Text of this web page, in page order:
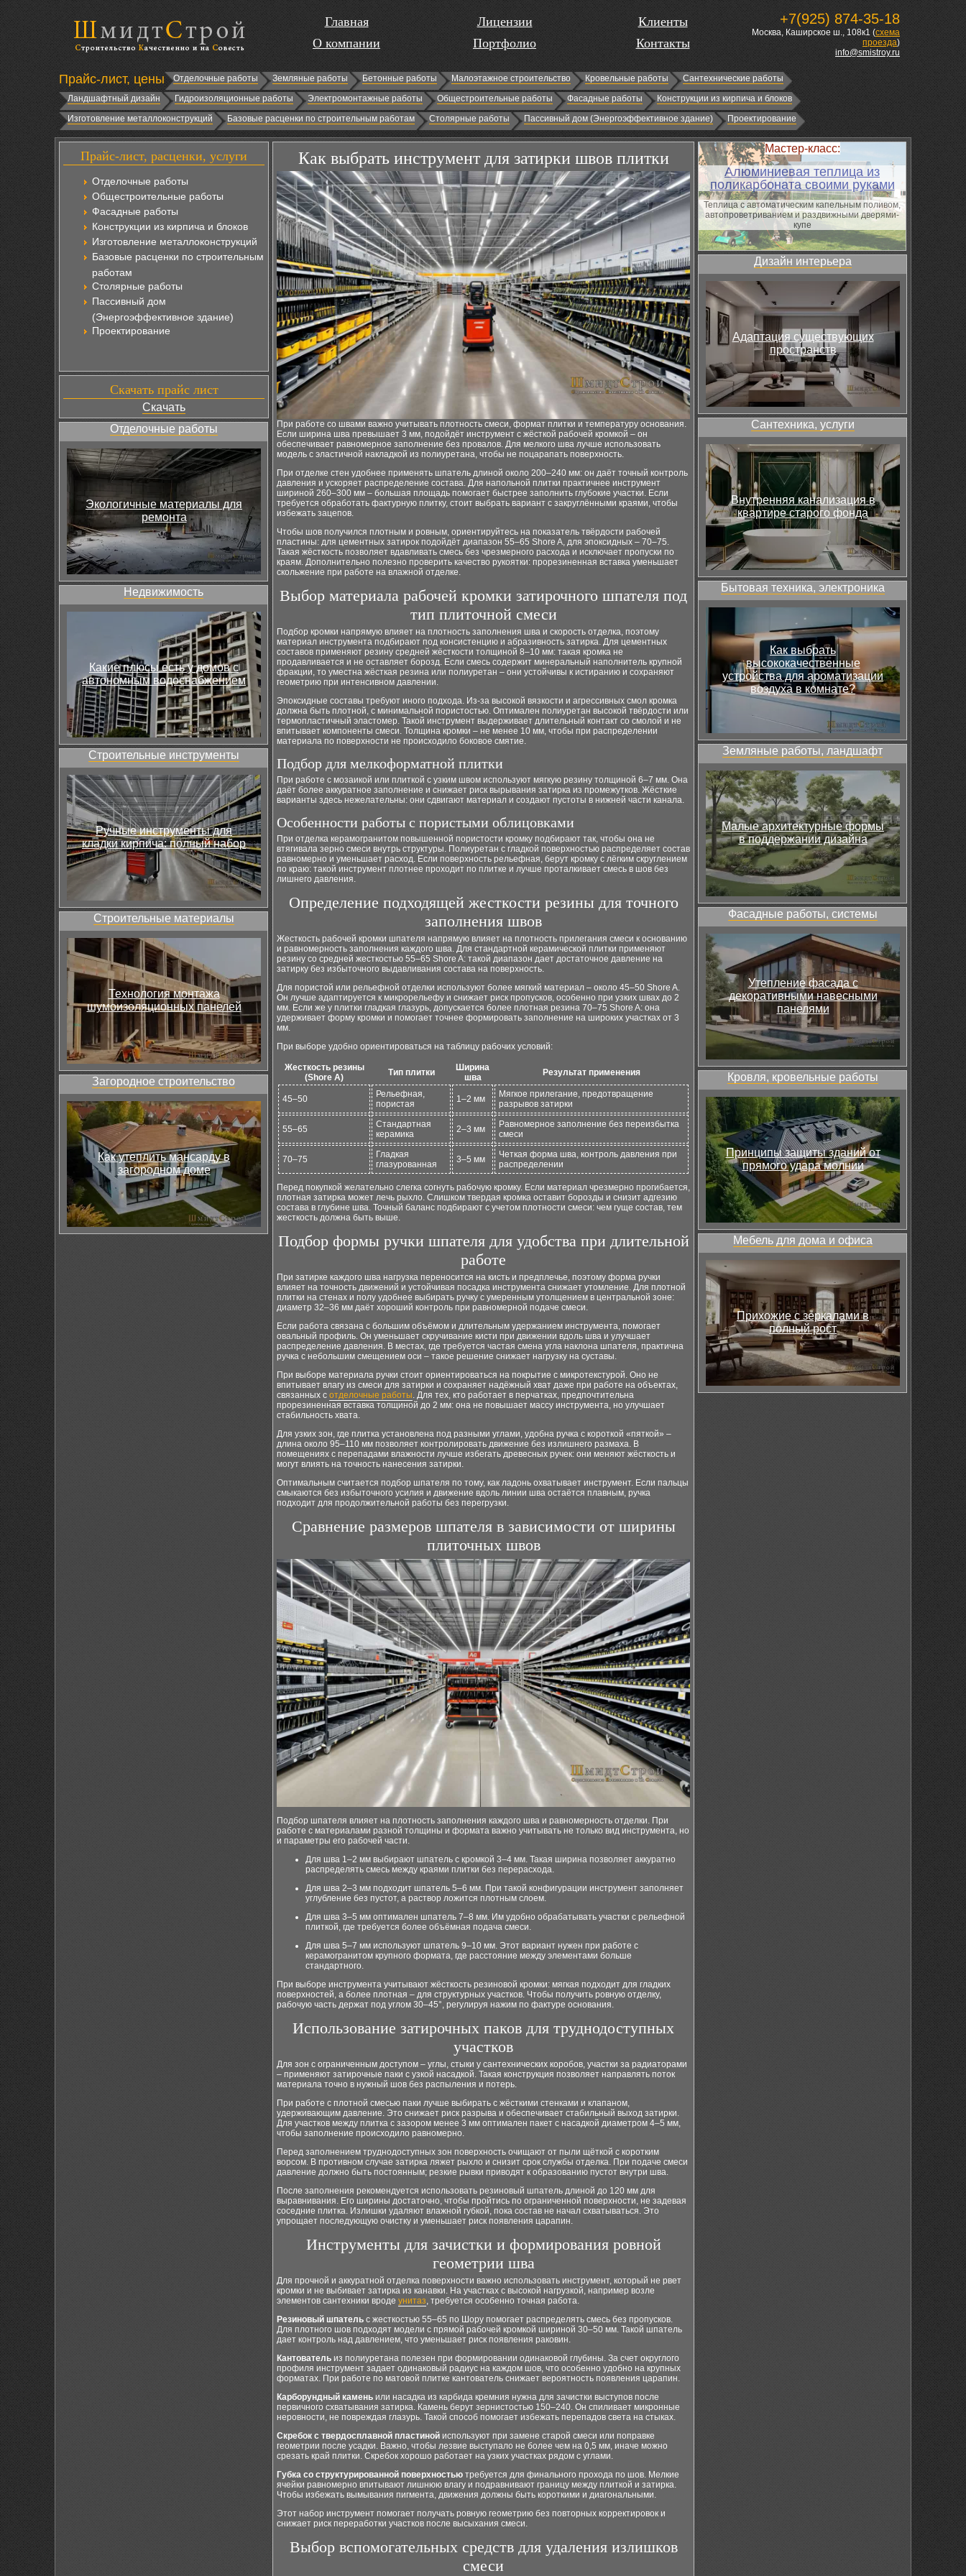
Главная
О компании
Лицензии
Портфолио
Клиенты
Контакты
+7(925) 874-35-18
Москва, Каширское ш., 108к1 (схема
проезда)
info@smistroy.ru
Прайс-лист, цены Отделочные работы Земляные работы Бетонные работы Малоэтажное строительство Кровельные работы
Сантехнические работы
Ландшафтный дизайн
Гидроизоляционные работы Электромонтажные работы Общестроительные работы Фасадные работы
Конструкции из кирпича и блоков
Изготовление металлоконструкций
Базовые расценки по строительным работам Столярные работы Пассивный дом (Энергоэффективное здание) Проектирование
Прайс-лист, расценки, услуги
Отделочные работы
Общестроительные работы
Фасадные работы
Конструкции из кирпича и блоков
Изготовление металлоконструкций
Базовые расценки по строительным
работам
Столярные работы
Пассивный дом
(Энергоэффективное здание)
Проектирование
Скачать прайс лист
Скачать
Отделочные работы
Экологичные материалы для
ремонта
Недвижимость
Какие плюсы есть у домов с
автономным водоснабжением
Строительные инструменты
Ручные инструменты для
кладки кирпича: полный набор
Строительные материалы
Технология монтажа
шумоизоляционных панелей
Загородное строительство
Как утеплить мансарду в
загородном доме
Как выбрать инструмент для затирки швов плитки
При работе со швами важно учитывать плотность смеси, формат плитки и температуру основания.
Если ширина шва превышает 3 мм, подойдёт инструмент с жёсткой рабочей кромкой – он
обеспечивает равномерное заполнение без провалов. Для мелкого шва лучше использовать
модель с эластичной накладкой из полиуретана, чтобы не поцарапать поверхность.
При отделке стен удобнее применять шпатель длиной около 200–240 мм: он даёт точный контроль
давления и ускоряет распределение состава. Для напольной плитки практичнее инструмент
шириной 260–300 мм – большая площадь помогает быстрее заполнить глубокие участки. Если
требуется обработать фактурную плитку, стоит выбрать вариант с закруглёнными краями, чтобы
избежать зацепов.
Чтобы шов получился плотным и ровным, ориентируйтесь на показатель твёрдости рабочей
пластины: для цементных затирок подойдёт диапазон 55–65 Shore A, для эпоксидных – 70–75.
Такая жёсткость позволяет вдавливать смесь без чрезмерного расхода и исключает пропуски по
краям. Дополнительно полезно проверить качество рукоятки: прорезиненная вставка уменьшает
скольжение при работе на влажной отделке.
Выбор материала рабочей кромки затирочного шпателя под
тип плиточной смеси
Подбор кромки напрямую влияет на плотность заполнения шва и скорость отделка, поэтому
материал инструмента подбирают под консистенцию и абразивность затирка. Для цементных
составов применяют резину средней жёсткости толщиной 8–10 мм: такая кромка не
продавливается и не оставляет борозд. Если смесь содержит минеральный наполнитель крупной
фракции, то уместна жёсткая резина или полиуретан – они устойчивы к истиранию и сохраняют
геометрию при интенсивном давлении.
Эпоксидные составы требуют иного подхода. Из-за высокой вязкости и агрессивных смол кромка
должна быть плотной, с минимальной пористостью. Оптимален полиуретан высокой твёрдости или
термопластичный эластомер. Такой инструмент выдерживает длительный контакт со смолой и не
впитывает компоненты смеси. Толщина кромки – не менее 10 мм, чтобы при распределении
материала по поверхности не происходило боковое смятие.
Подбор для мелкоформатной плитки
При работе с мозаикой или плиткой с узким швом используют мягкую резину толщиной 6–7 мм. Она
даёт более аккуратное заполнение и снижает риск вырывания затирка из промежутков. Жёсткие
варианты здесь нежелательны: они сдвигают материал и создают пустоты в нижней части канала.
Особенности работы с пористыми облицовками
При отделка керамогранитом повышенной пористости кромку подбирают так, чтобы она не
втягивала зерно смеси внутрь структуры. Полиуретан с гладкой поверхностью распределяет состав
равномерно и уменьшает расход. Если поверхность рельефная, берут кромку с лёгким скруглением
по краю: такой инструмент плотнее проходит по плитке и лучше проталкивает смесь в шов без
лишнего давления.
Определение подходящей жесткости резины для точного
заполнения швов
Жесткость рабочей кромки шпателя напрямую влияет на плотность прилегания смеси к основанию
и равномерность заполнения каждого шва. Для стандартной керамической плитки применяют
резину со средней жесткостью 55–65 Shore A: такой диапазон дает достаточное давление на
затирку без избыточного выдавливания состава на поверхность.
Для пористой или рельефной отделки используют более мягкий материал – около 45–50 Shore A.
Он лучше адаптируется к микрорельефу и снижает риск пропусков, особенно при узких швах до 2
мм. Если же у плитки гладкая глазурь, допускается более плотная резина 70–75 Shore A: она
удерживает форму кромки и помогает точнее формировать заполнение на широких участках от 3
мм.
При выборе удобно ориентироваться на таблицу рабочих условий:
Жесткость резины
(Shore A)
Тип плитки
Ширина
шва
Результат применения
45–50
Рельефная,
пористая
1–2 мм
Мягкое прилегание, предотвращение
разрывов затирки
55–65
Стандартная
керамика
2–3 мм
Равномерное заполнение без переизбытка
смеси
70–75
Гладкая
глазурованная
3–5 мм
Четкая форма шва, контроль давления при
распределении
Перед покупкой желательно слегка согнуть рабочую кромку. Если материал чрезмерно прогибается,
плотная затирка может лечь рыхло. Слишком твердая кромка оставит борозды и снизит адгезию
состава в глубине шва. Точный баланс подбирают с учетом плотности смеси: чем гуще состав, тем
жесткость должна быть выше.
Подбор формы ручки шпателя для удобства при длительной
работе
При затирке каждого шва нагрузка переносится на кисть и предплечье, поэтому форма ручки
влияет на точность движений и устойчивая посадка инструмента снижает утомление. Для плотной
плитки на стенах и полу удобнее выбирать ручку с умеренным утолщением в центральной зоне:
диаметр 32–36 мм даёт хороший контроль при равномерной подаче смеси.
Если работа связана с большим объёмом и длительным удержанием инструмента, помогает
овальный профиль. Он уменьшает скручивание кисти при движении вдоль шва и улучшает
распределение давления. В местах, где требуется частая смена угла наклона шпателя, практична
ручка с небольшим смещением оси – такое решение снижает нагрузку на суставы.
При выборе материала ручки стоит ориентироваться на покрытие с микротекстурой. Оно не
впитывает влагу из смеси для затирки и сохраняет надёжный хват даже при работе на объектах,
связанных с отделочные работы. Для тех, кто работает в перчатках, предпочтительна
прорезиненная вставка толщиной до 2 мм: она не повышает массу инструмента, но улучшает
стабильность хвата.
Для узких зон, где плитка установлена под разными углами, удобна ручка с короткой «пяткой» –
длина около 95–110 мм позволяет контролировать движение без излишнего размаха. В
помещениях с перепадами влажности лучше избегать древесных ручек: они меняют жёсткость и
могут влиять на точность нанесения затирки.
Оптимальным считается подбор шпателя по тому, как ладонь охватывает инструмент. Если пальцы
смыкаются без избыточного усилия и движение вдоль линии шва остаётся плавным, ручка
подходит для продолжительной работы без перегрузки.
Сравнение размеров шпателя в зависимости от ширины
плиточных швов
Подбор шпателя влияет на плотность заполнения каждого шва и равномерность отделки. При
работе с материалами разной толщины и формата важно учитывать не только вид инструментa, но
и параметры его рабочей части.
Для шва 1–2 мм выбирают шпатель с кромкой 3–4 мм. Такая ширина позволяет аккуратно
распределять смесь между краями плитки без перерасхода.
Для шва 2–3 мм подходит шпатель 5–6 мм. При такой конфигурации инструмент заполняет
углубление без пустот, а раствор ложится плотным слоем.
Для шва 3–5 мм оптимален шпатель 7–8 мм. Им удобно обрабатывать участки с рельефной
плиткой, где требуется более объёмная подача смеси.
Для шва 5–7 мм используют шпатель 9–10 мм. Этот вариант нужен при работе с
керамогранитом крупного формата, где расстояние между элементами больше
стандартного.
При выборе инструментa учитывают жёсткость резиновой кромки: мягкая подходит для гладких
поверхностей, а более плотная – для структурных участков. Чтобы получить ровную отделку,
рабочую часть держат под углом 30–45°, регулируя нажим по фактуре основания.
Использование затирочных паков для труднодоступных
участков
Для зон с ограниченным доступом – углы, стыки у сантехнических коробов, участки за радиаторами
– применяют затирочные паки с узкой насадкой. Такая конструкция позволяет направлять поток
материала точно в нужный шов без распыления и потерь.
При работе с плотной смесью паки лучше выбирать с жёсткими стенками и клапаном,
удерживающим давление. Это снижает риск разрыва и обеспечивает стабильный выход затирки.
Для участков между плитка с зазором менее 3 мм оптимален пакет с насадкой диаметром 4–5 мм,
чтобы заполнение происходило равномерно.
Перед заполнением труднодоступных зон поверхность очищают от пыли щёткой с коротким
ворсом. В противном случае затирка ляжет рыхло и снизит срок службы отделка. При подаче смеси
давление должно быть постоянным; резкие рывки приводят к образованию пустот внутри шва.
После заполнения рекомендуется использовать резиновый шпатель длиной до 120 мм для
выравнивания. Его ширины достаточно, чтобы пройтись по ограниченной поверхности, не задевая
соседние плитка. Излишки удаляют влажной губкой, пока состав не начал схватываться. Это
упрощает последующую очистку и уменьшает риск появления царапин.
Инструменты для зачистки и формирования ровной
геометрии шва
Для прочной и аккуратной отделка поверхности важно использовать инструмент, который не рвет
кромки и не выбивает затирка из канавки. На участках с высокой нагрузкой, например возле
элементов сантехники вроде унитаз, требуется особенно точная работа.
Резиновый шпатель с жесткостью 55–65 по Шору помогает распределять смесь без пропусков.
Для плотного шов подходят модели с прямой рабочей кромкой шириной 30–50 мм. Такой шпатель
дает контроль над давлением, что уменьшает риск появления раковин.
Кантователь из полиуретана полезен при формировании одинаковой глубины. За счет округлого
профиля инструмент задает одинаковый радиус на каждом шов, что особенно удобно на крупных
форматах. При работе по матовой плитке кантователь снижает вероятность появления царапин.
Карборундный камень или насадка из карбида кремния нужна для зачистки выступов после
первичного схватывания затирка. Камень берут зернистостью 150–240. Он спиливает микронные
неровности, не повреждая глазурь. Такой способ помогает избежать перепадов света на стыках.
Скребок с твердосплавной пластиной используют при замене старой смеси или поправке
геометрии после усадки. Важно, чтобы лезвие выступало не более чем на 0,5 мм, иначе можно
срезать край плитки. Скребок хорошо работает на узких участках рядом с углами.
Губка со структурированной поверхностью требуется для финального прохода по шов. Мелкие
ячейки равномерно впитывают лишнюю влагу и подравнивают границу между плиткой и затирка.
Чтобы избежать вымывания пигмента, движения должны быть короткими и диагональными.
Этот набор инструмент помогает получать ровную геометрию без повторных корректировок и
снижает риск переработки участков после высыхания смеси.
Выбор вспомогательных средств для удаления излишков
смеси
Мастер-класс:
Алюминиевая теплица из
поликарбоната своими руками
Теплица с автоматическим капельным поливом,
автопроветриванием и раздвижными дверями-
купе
Дизайн интерьера
Адаптация существующих
пространств
Сантехника, услуги
Внутренняя канализация в
квартире старого фонда
Бытовая техника, электроника
Как выбрать
высококачественные
устройства для ароматизации
воздуха в комнате?
Земляные работы, ландшафт
Малые архитектурные формы
в поддержании дизайна
Фасадные работы, системы
Утепление фасада с
декоративными навесными
панелями
Кровля, кровельные работы
Принципы защиты зданий от
прямого удара молнии
Мебель для дома и офиса
Прихожие с зеркалами в
полный рост